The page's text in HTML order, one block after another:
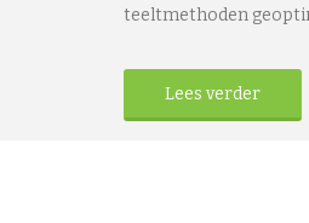
teeltmethoden
Lees verder